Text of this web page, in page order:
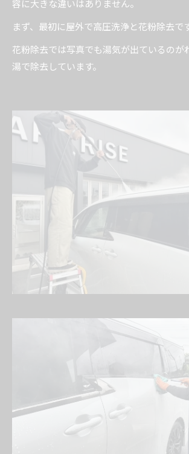
容に大きな違いはありません。
まず、最初に屋外で高圧洗浄と花粉除去です
花粉除去では写真でも湯気が出ているのが
湯で除去しています。